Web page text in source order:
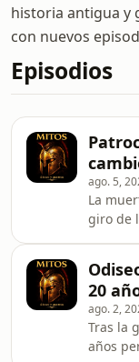
historia antigua y
con nuevos
Episodios
ago. 5,
La
giro de
furia
trágicos
20
ago. 2,
Tras la
años